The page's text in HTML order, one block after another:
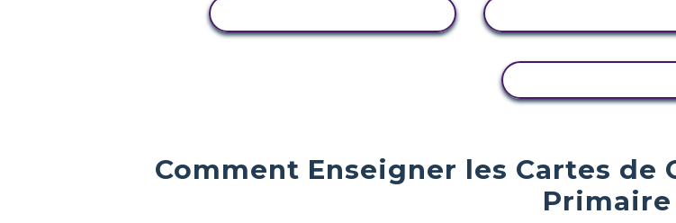
Comment Enseigner les Cartes de
Primaire